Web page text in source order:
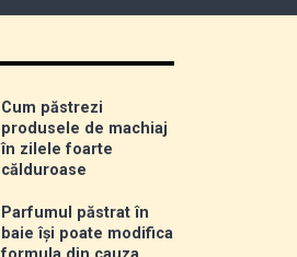
Cum păstrezi
produsele de machiaj
în zilele foarte
călduroase
Parfumul păstrat în
baie își poate modifica